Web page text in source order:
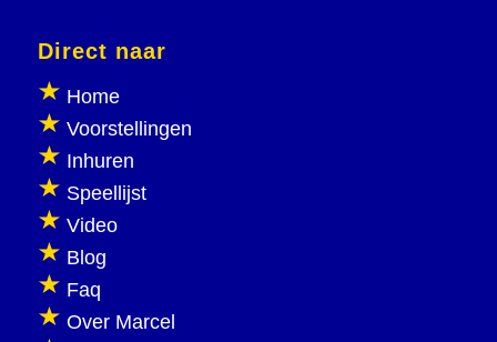
Direct naar
Home
Voorstellingen
Inhuren
Speellijst
Video
Blog
Faq
Over Marcel